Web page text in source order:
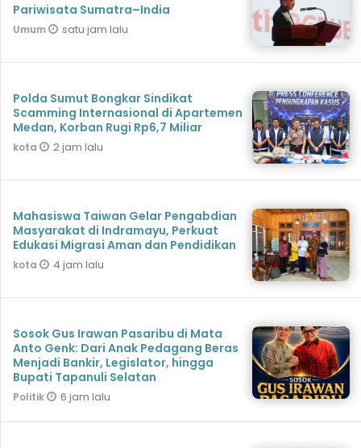
Pariwisata Sumatra–India
Umum satu jam lalu
Polda Sumut Bongkar Sindikat
Scamming Internasional di Apartemen
Medan, Korban Rugi Rp6,7 Miliar
kota 2 jam lalu
Mahasiswa Taiwan Gelar Pengabdian
Masyarakat di Indramayu, Perkuat
Edukasi Migrasi Aman dan Pendidikan
kota 4 jam lalu
Sosok Gus Irawan Pasaribu di Mata
Anto Genk: Dari Anak Pedagang Beras
Menjadi Bankir, Legislator, hingga
Bupati Tapanuli Selatan
Politik 6 jam lalu